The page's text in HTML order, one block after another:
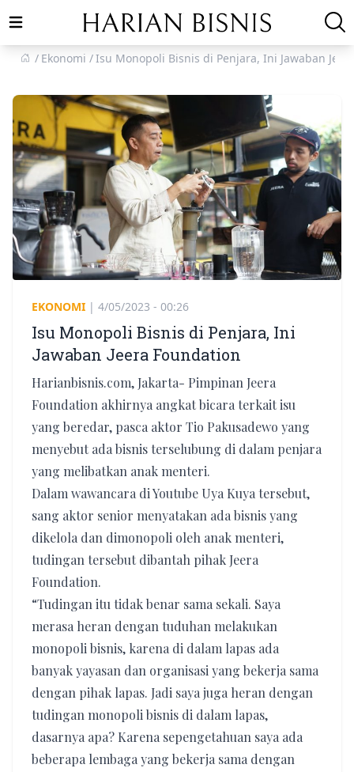
Open main menu
Ekonomi
Isu Monopoli Bisnis di Penjara, Ini Jawaban
EKONOMI | 4/05/2023 - 00:26
Isu Monopoli Bisnis di Penjara, Ini
Jawaban Jeera Foundation
Harianbisnis.com, Jakarta- Pimpinan Jeera
Foundation akhirnya angkat bicara terkait isu
yang beredar, pasca aktor Tio Pakusadewo yang
menyebut ada bisnis terselubung di dalam penjara
yang melibatkan anak menteri.
Dalam wawancara di Youtube Uya Kuya tersebut,
sang aktor senior menyatakan ada bisnis yang
dikelola dan dimonopoli oleh anak menteri,
tudingan tersebut dibantah pihak Jeera
Foundation.
“Tudingan itu tidak benar sama sekali. Saya
merasa heran dengan tuduhan melakukan
monopoli bisnis, karena di dalam lapas ada
banyak yayasan dan organisasi yang bekerja sama
dengan pihak lapas. Jadi saya juga heran dengan
tudingan monopoli bisnis di dalam lapas,
dasarnya apa? Karena sepengetahuan saya ada
beberapa lembaga yang bekerja sama dengan